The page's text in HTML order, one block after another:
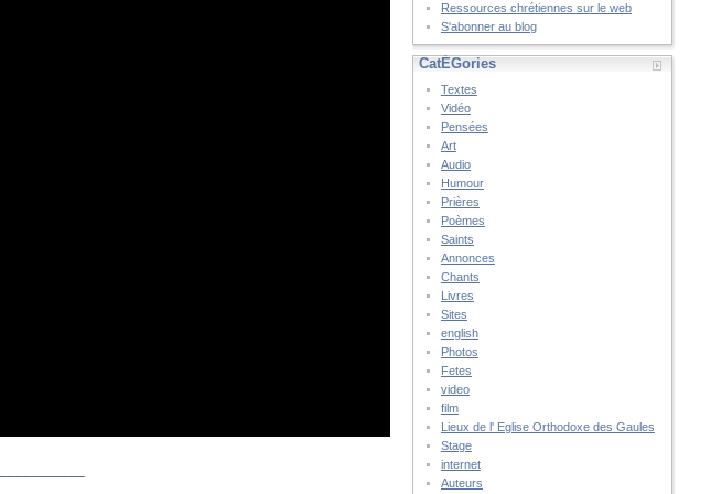
Ressources chrétiennes sur le web
S'abonner au blog
CatÉGories
Textes
Vidéo
Pensées
Art
Audio
Humour
Prières
Poèmes
Saints
Annonces
Chants
Livres
Sites
english
Photos
Fetes
video
film
Lieux de l' Eglise Orthodoxe des Gaules
Stage
internet
Auteurs